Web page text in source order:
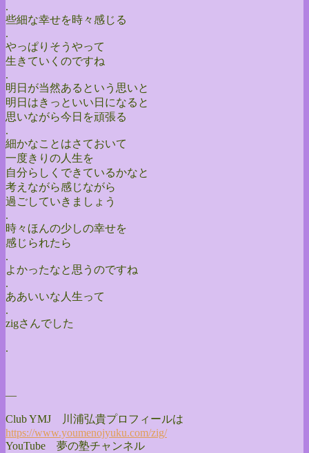
.
些細な幸せを時々感じる
.
やっぱりそうやって
生きていくのですね
.
明日が当然あるという思いと
明日はきっといい日になると
思いながら今日を頑張る
.
細かなことはさておいて
一度きりの人生を
自分らしくできているかなと
考えながら感じながら
過ごしていきましょう
.
時々ほんの少しの幸せを
感じられたら
.
よかったなと思うのですね
.
ああいいな人生って
.
zigさんでした
.
—
Club YMJ 川浦弘貴プロフィールは
https://www.youmenojyuku.com/zig/
YouTube 夢の塾チャンネル